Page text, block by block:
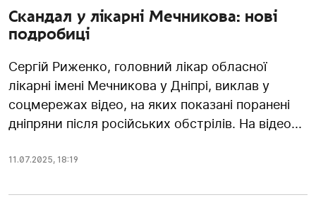
Скандал у лікарні Мечникова: нові
подробиці
Сергій Риженко, головний лікар обласної
лікарні імені Мечникова у Дніпрі, виклав у
соцмережах відео, на яких показані поранені
дніпряни після російських обстрілів. На відео...
11.07.2025, 18:19